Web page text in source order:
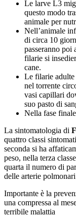
Le larve L3
questo modo
animale per
Nell’animale
di circa 10
passeranno poi
filarie si
cane.
Le filarie
nel torrente
vasi capillari
suo pasto di
Nella fase
La sintomatologia di
quattro classi
seconda si ha
peso, nella terza
quarta il numero di
delle arterie
Importante è la
una compressa al
terribile malattia